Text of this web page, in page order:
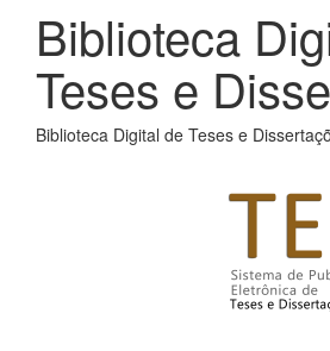
Biblioteca
Teses e
Biblioteca Digital de Teses e